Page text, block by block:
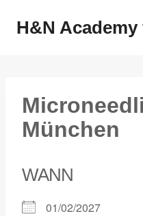
H&N
München
WANN
01/02/2027